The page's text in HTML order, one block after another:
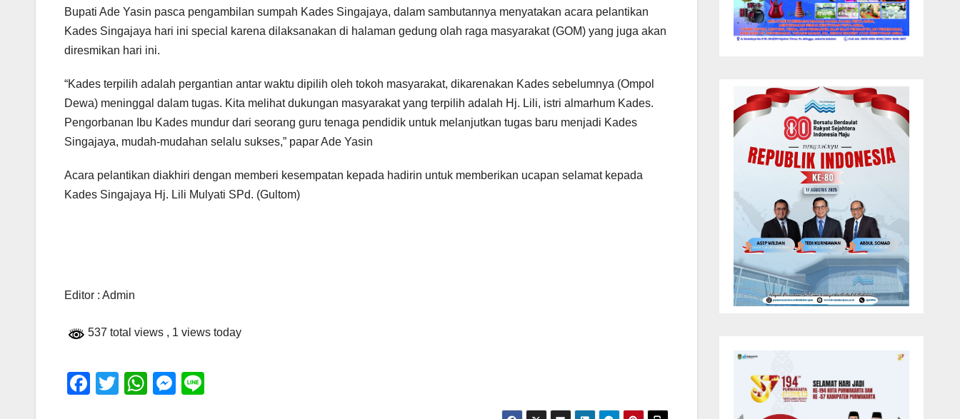
Bupati Ade Yasin pasca pengambilan sumpah Kades Singajaya, dalam sambutannya menyatakan acara pelantikan
Kades Singajaya hari ini special karena dilaksanakan di halaman gedung olah raga masyarakat (GOM) yang juga akan
diresmikan hari ini.
“Kades terpilih adalah pergantian antar waktu dipilih oleh tokoh masyarakat, dikarenakan Kades sebelumnya (Ompol
Dewa) meninggal dalam tugas. Kita melihat dukungan masyarakat yang terpilih adalah Hj. Lili, istri almarhum Kades.
Pengorbanan Ibu Kades mundur dari seorang guru tenaga pendidik untuk melanjutkan tugas baru menjadi Kades
Singajaya, mudah-mudahan selalu sukses,” papar Ade Yasin
Acara pelantikan diakhiri dengan memberi kesempatan kepada hadirin untuk memberikan ucapan selamat kepada
Kades Singajaya Hj. Lili Mulyati SPd. (Gultom)
Editor : Admin
537 total views , 1 views today
F
T
W M